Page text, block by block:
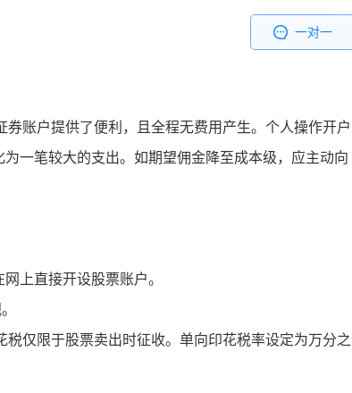
一对一
账户提供了便利，且全程无费用产生。个人操作开户
一笔较大的支出。如期望佣金降至成本级，应主动向
上直接开设股票账户。
仅限于股票卖出时征收。单向印花税率设定为万分之